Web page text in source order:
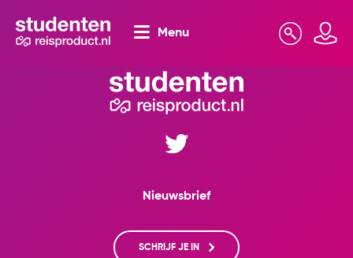
Menu
Nieuwsbrief
SCHRIJF JE IN